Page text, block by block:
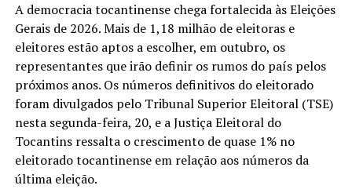
A democracia tocantinense chega fortalecida às Eleições
Gerais de 2026. Mais de 1,18 milhão de eleitoras e
eleitores estão aptos a escolher, em outubro, os
representantes que irão definir os rumos do país pelos
próximos anos. Os números definitivos do eleitorado
foram divulgados pelo Tribunal Superior Eleitoral (TSE)
nesta segunda-feira, 20, e a Justiça Eleitoral do
Tocantins ressalta o crescimento de quase 1% no
eleitorado tocantinense em relação aos números da
última eleição.